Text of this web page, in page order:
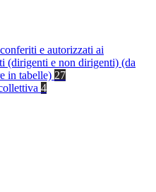
e autorizzati ai
(dirigenti e non dirigenti) (da
in tabelle) 27
4